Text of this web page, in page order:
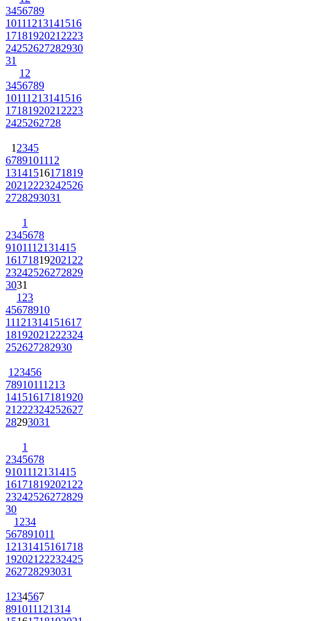
3456789
10111213141516
1718192021 2223
24252627282930
31
1 2
3456789
10111213141516
1718192021 2223
2425262728
1 2345
6789101112
13141516171819
2021 2223242526
2728293031
1
2345678
9101112131415
161718192021 22
23242526272829
3031
1 23
45678910
11121314151617
18192021 222324
252627282930
1 23456
78910111213
14151617181920
21 222324252627
28293031
1
2345678
9101112131415
161718192021 22
23242526272829
30
1 234
567891011
12131415161718
192021 22232425
262728293031
1 234567
891011121314